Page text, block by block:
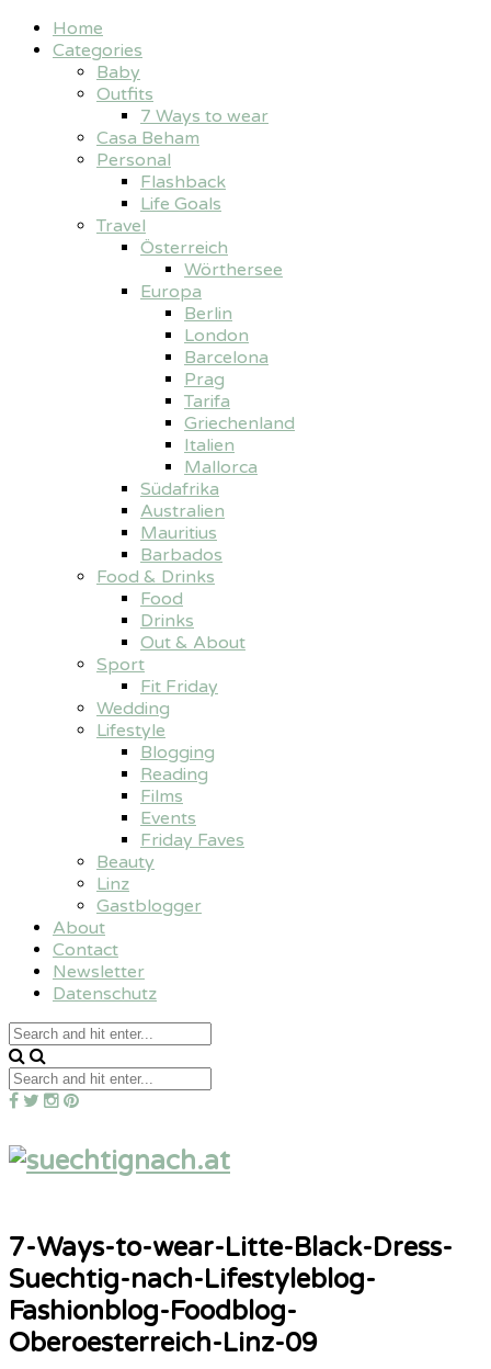
Home
Categories
Baby
Outfits
7 Ways to wear
Casa Beham
Personal
Flashback
Life Goals
Travel
Österreich
Wörthersee
Europa
Berlin
London
Barcelona
Prag
Tarifa
Griechenland
Italien
Mallorca
Südafrika
Australien
Mauritius
Barbados
Food & Drinks
Food
Drinks
Out & About
Sport
Fit Friday
Wedding
Lifestyle
Blogging
Reading
Films
Events
Friday Faves
Beauty
Linz
Gastblogger
About
Contact
Newsletter
Datenschutz
7-Ways-to-wear-Litte-Black-Dress-
Suechtig-nach-Lifestyleblog-
Fashionblog-Foodblog-
Oberoesterreich-Linz-09